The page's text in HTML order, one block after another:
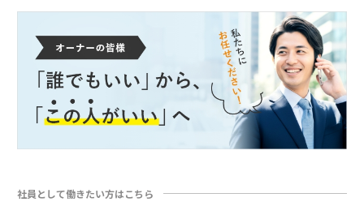
社員として働きたい方はこちら